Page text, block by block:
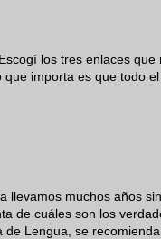
los tres enlaces
importa es que todo
llevamos muchos años
de cuáles son los
Lengua, se